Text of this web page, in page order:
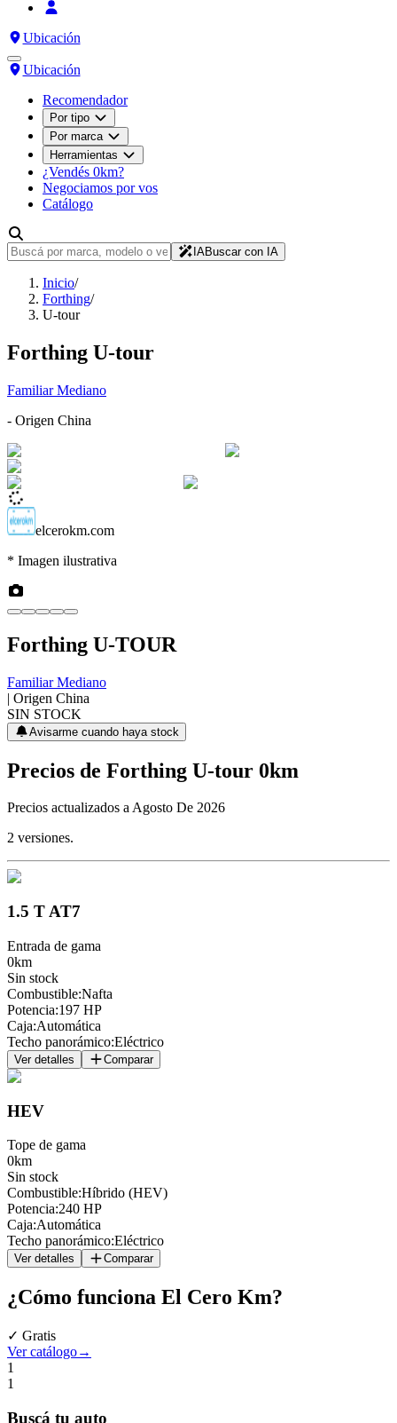
Ubicación
Ubicación
Recomendador
Por tipo
Por marca
Herramientas
¿Vendés 0km?
Negociamos por vos
Catálogo
IABuscar con IA
Inicio/
Forthing/
U-tour
Forthing U-tour
Familiar Mediano
- Origen China
elcerokm.com
* Imagen ilustrativa
Forthing U-TOUR
Familiar Mediano
| Origen China
SIN STOCK
Avisarme cuando haya stock
Precios de Forthing U-tour 0km
Precios actualizados aAgosto De 2026
2 versiones.
1.5 T AT7
Entrada de gama
0km
Sin stock
Combustible:Nafta
Potencia:197 HP
Caja:Automática
Techo panorámico:Eléctrico
Ver detalles Comparar
HEV
Tope de gama
0km
Sin stock
Combustible:Híbrido (HEV)
Potencia:240 HP
Caja:Automática
Techo panorámico:Eléctrico
Ver detalles Comparar
¿Cómo funciona El Cero Km?
✓ Gratis
Ver catálogo→
1
1
Buscá tu auto